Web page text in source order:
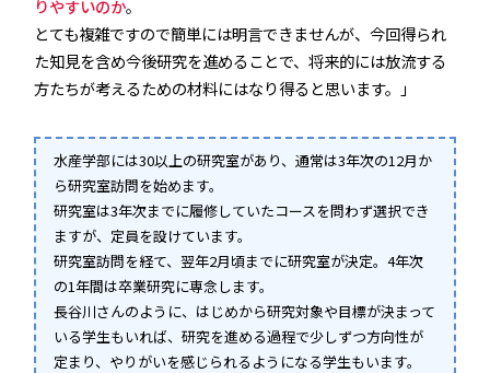
りやすいのか。
とても複雑ですので簡単には明言できませんが、今回得られ
た知見を含め今後研究を進めることで、将来的には放流する
方たちが考えるための材料にはなり得ると思います。」
水産学部には30以上の研究室があり、通常は3年次の12月か
ら研究室訪問を始めます。
研究室は3年次までに履修していたコースを問わず選択でき
ますが、定員を設けています。
研究室訪問を経て、翌年2月頃までに研究室が決定。4年次
の1年間は卒業研究に専念します。
長谷川さんのように、はじめから研究対象や目標が決まって
いる学生もいれば、研究を進める過程で少しずつ方向性が
定まり、やりがいを感じられるようになる学生もいます。